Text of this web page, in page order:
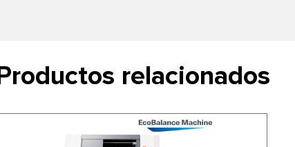
Productos relacionados